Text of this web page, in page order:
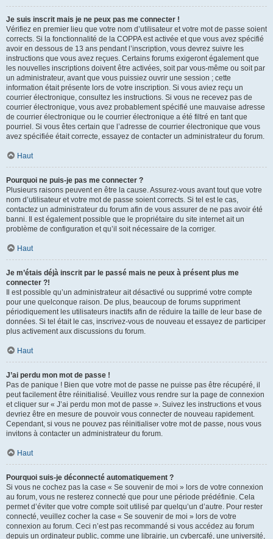
Je suis inscrit mais je ne peux pas me connecter !
Vérifiez en premier lieu que votre nom d’utilisateur et votre mot de passe soient
corrects. Si la fonctionnalité de la COPPA est activée et que vous avez spécifié
avoir en dessous de 13 ans pendant l’inscription, vous devrez suivre les
instructions que vous avez reçues. Certains forums exigeront également que
les nouvelles inscriptions doivent être activées, soit par vous-même ou soit par
un administrateur, avant que vous puissiez ouvrir une session ; cette
information était présente lors de votre inscription. Si vous aviez reçu un
courrier électronique, consultez les instructions. Si vous ne recevez pas de
courrier électronique, vous avez probablement spécifié une mauvaise adresse
de courrier électronique ou le courrier électronique a été filtré en tant que
pourriel. Si vous êtes certain que l’adresse de courrier électronique que vous
avez spécifiée était correcte, essayez de contacter un administrateur du forum.
Haut
Pourquoi ne puis-je pas me connecter ?
Plusieurs raisons peuvent en être la cause. Assurez-vous avant tout que votre
nom d’utilisateur et votre mot de passe soient corrects. Si tel est le cas,
contactez un administrateur du forum afin de vous assurer de ne pas avoir été
banni. Il est également possible que le propriétaire du site internet ait un
problème de configuration et qu’il soit nécessaire de la corriger.
Haut
Je m’étais déjà inscrit par le passé mais ne peux à présent plus me
connecter ?!
Il est possible qu’un administrateur ait désactivé ou supprimé votre compte
pour une quelconque raison. De plus, beaucoup de forums suppriment
périodiquement les utilisateurs inactifs afin de réduire la taille de leur base de
données. Si tel était le cas, inscrivez-vous de nouveau et essayez de participer
plus activement aux discussions du forum.
Haut
J’ai perdu mon mot de passe !
Pas de panique ! Bien que votre mot de passe ne puisse pas être récupéré, il
peut facilement être réinitialisé. Veuillez vous rendre sur la page de connexion
et cliquer sur « J’ai perdu mon mot de passe ». Suivez les instructions et vous
devriez être en mesure de pouvoir vous connecter de nouveau rapidement.
Cependant, si vous ne pouvez pas réinitialiser votre mot de passe, nous vous
invitons à contacter un administrateur du forum.
Haut
Pourquoi suis-je déconnecté automatiquement ?
Si vous ne cochez pas la case « Se souvenir de moi » lors de votre connexion
au forum, vous ne resterez connecté que pour une période prédéfinie. Cela
permet d’éviter que votre compte soit utilisé par quelqu’un d’autre. Pour rester
connecté, veuillez cocher la case « Se souvenir de moi » lors de votre
connexion au forum. Ceci n’est pas recommandé si vous accédez au forum
depuis un ordinateur public, comme une librairie, un cybercafé, une université,